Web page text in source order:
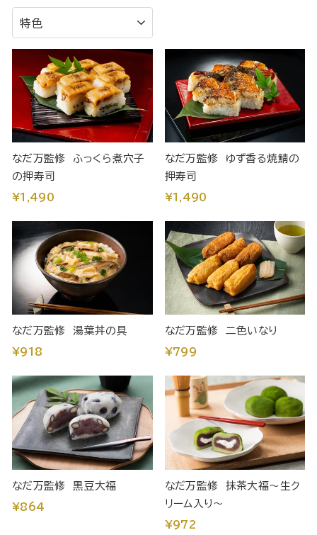
序
なだ万監修 ふっくら煮穴子
の押寿司
¥1,490
なだ万監修 ゆず香る焼鯖の
押寿司
¥1,490
なだ万監修 湯葉丼の具
¥918
なだ万監修 二色いなり
¥799
なだ万監修 黒豆大福
¥864
なだ万監修 抹茶大福～生ク
リーム入り～
¥972